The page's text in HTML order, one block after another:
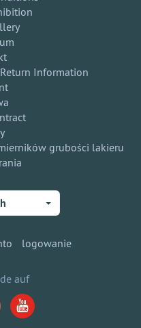
Information
grubości lakieru
logowanie
auf